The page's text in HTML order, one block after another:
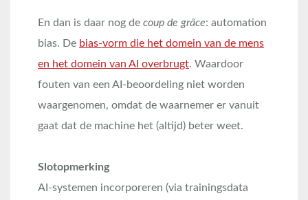
En dan is daar nog de coup de grâce: automation
bias. De bias-vorm die het domein van de mens
en het domein van AI overbrugt. Waardoor
fouten van een AI-beoordeling niet worden
waargenomen, omdat de waarnemer er vanuit
gaat dat de machine het (altijd) beter weet.
Slotopmerking
AI-systemen incorporeren (via trainingsdata